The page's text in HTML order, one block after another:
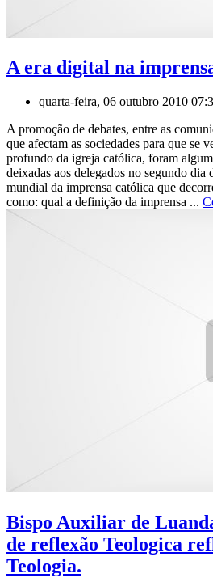
A era digital na
quarta-feira, 06 outubro 2010
A promoção de debates, entre as
que afectam as sociedades para que se
profundo da igreja católica, foram
deixadas aos delegados no segundo dia
mundial da imprensa católica que
como: qual a definição da imprensa ...
Bispo Auxiliar de
de reflexão Teologica
Teologia.